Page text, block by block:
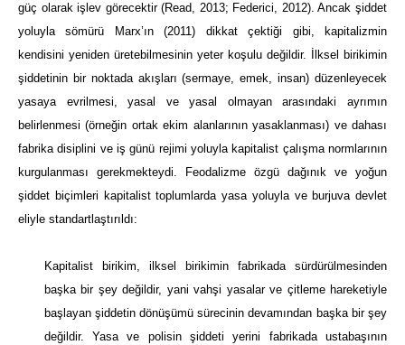
güç olarak işlev görecektir (Read, 2013; Federici, 2012). Ancak şiddet
yoluyla sömürü Marx’ın (2011) dikkat çektiği gibi, kapitalizmin
kendisini yeniden üretebilmesinin yeter koşulu değildir. İlksel birikimin
şiddetinin bir noktada akışları (sermaye, emek, insan) düzenleyecek
yasaya evrilmesi, yasal ve yasal olmayan arasındaki ayrımın
belirlenmesi (örneğin ortak ekim alanlarının yasaklanması) ve dahası
fabrika disiplini ve iş günü rejimi yoluyla kapitalist çalışma normlarının
kurgulanması gerekmekteydi. Feodalizme özgü dağınık ve yoğun
şiddet biçimleri kapitalist toplumlarda yasa yoluyla ve burjuva devlet
eliyle standartlaştırıldı:
Kapitalist birikim, ilksel birikimin fabrikada sürdürülmesinden
başka bir şey değildir, yani vahşi yasalar ve çitleme hareketiyle
başlayan şiddetin dönüşümü sürecinin devamından başka bir şey
değildir. Yasa ve polisin şiddeti yerini fabrikada ustabaşının